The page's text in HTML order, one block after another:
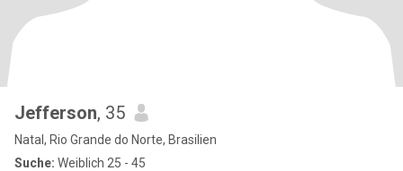
Jefferson, 35
Natal, Rio Grande do Norte, Brasilien
Suche: Weiblich 25 - 45